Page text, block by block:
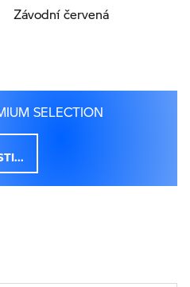
Závodní červená
SELECTION